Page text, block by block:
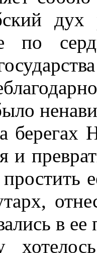
по
берегах
и
в ее